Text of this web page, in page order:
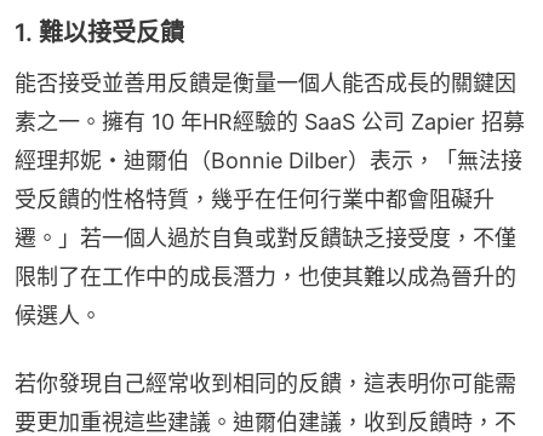
1. 難以接受反饋
能否接受並善用反饋是衡量一個人能否成長的關鍵因
素之一。擁有 10 年HR經驗的 SaaS 公司 Zapier 招募
經理邦妮・迪爾伯（Bonnie Dilber）表示，「無法接
受反饋的性格特質，幾乎在任何行業中都會阻礙升
遷。」若一個人過於自負或對反饋缺乏接受度，不僅
限制了在工作中的成長潛力，也使其難以成為晉升的
候選人。
若你發現自己經常收到相同的反饋，這表明你可能需
要更加重視這些建議。迪爾伯建議，收到反饋時，不